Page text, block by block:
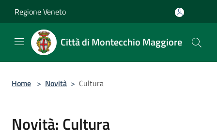
Regione Veneto
Città di Montecchio Maggiore
Home > Novità > Cultura
Novità: Cultura